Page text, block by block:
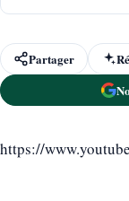
Partager
https://